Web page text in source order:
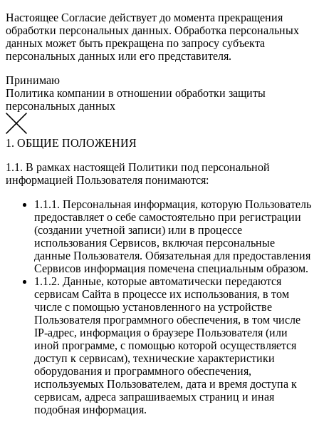
Настоящее Согласие действует до момента прекращения
обработки персональных данных. Обработка персональных
данных может быть прекращена по запросу субъекта
персональных данных или его представителя.
Принимаю
Политика компании в отношении обработки защиты
персональных данных
1. ОБЩИЕ ПОЛОЖЕНИЯ
1.1. В рамках настоящей Политики под персональной
информацией Пользователя понимаются:
1.1.1. Персональная информация, которую Пользователь
предоставляет о себе самостоятельно при регистрации
(создании учетной записи) или в процессе
использования Сервисов, включая персональные
данные Пользователя. Обязательная для предоставления
Сервисов информация помечена специальным образом.
1.1.2. Данные, которые автоматически передаются
сервисам Сайта в процессе их использования, в том
числе с помощью установленного на устройстве
Пользователя программного обеспечения, в том числе
IP-адрес, информация о браузере Пользователя (или
иной программе, с помощью которой осуществляется
доступ к сервисам), технические характеристики
оборудования и программного обеспечения,
используемых Пользователем, дата и время доступа к
сервисам, адреса запрашиваемых страниц и иная
подобная информация.